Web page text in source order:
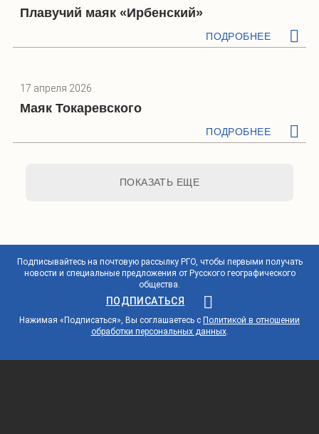
Плавучий маяк «Ирбенский»
ПОДРОБНЕЕ
17 апреля 2026
Маяк Токаревского
ПОДРОБНЕЕ
ПОКАЗАТЬ ЕЩЕ
Подписывайтесь на почтовую рассылку РГО, чтобы первыми получать
новости и специальные предложения от Русского географического
общества.
ПОДПИСАТЬСЯ
Нажимая «Подписаться», Вы соглашаетесь с Политикой в отношении
обработки персональных данных.